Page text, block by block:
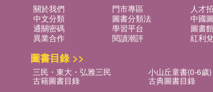
關於我們 門市專區 人才
中文分類
圖書分類法 中國
通關密碼
學習平台 圖書
異業合作
閱讀潮評 紅利
圖書目錄 >>
三民・東大・弘雅三民 小山丘童書(0-6歲)
古籍圖書目錄 古典圖書目錄